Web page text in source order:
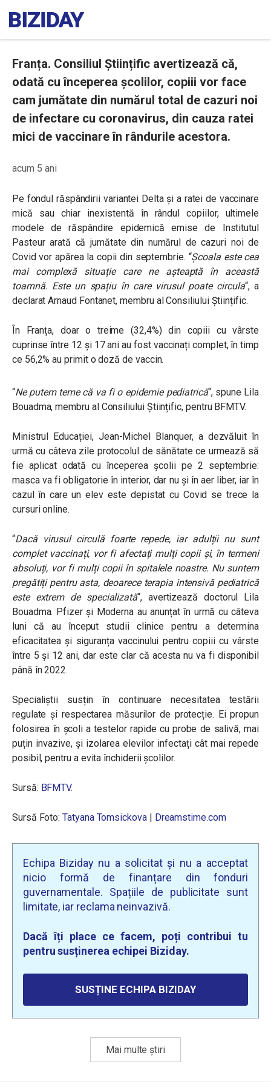
Franța. Consiliul Științific avertizează că,
odată cu începerea școlilor, copiii vor face
cam jumătate din numărul total de cazuri noi
de infectare cu coronavirus, din cauza ratei
mici de vaccinare în rândurile acestora.
acum 5 ani
Pe fondul răspândirii variantei Delta și a ratei de vaccinare
mică sau chiar inexistentă în rândul copiilor, ultimele
modele de răspândire epidemică emise de Institutul
Pasteur arată că jumătate din numărul de cazuri noi de
Covid vor apărea la copii din septembrie. “Școala este cea
mai complexă situație care ne așteaptă în această
toamnă. Este un spațiu în care virusul poate circula“, a
declarat Arnaud Fontanet, membru al Consiliului Științific.
În Franța, doar o treime (32,4%) din copiii cu vârste
cuprinse între 12 și 17 ani au fost vaccinați complet, în timp
ce 56,2% au primit o doză de vaccin.
“Ne putem teme că va fi o epidemie pediatrică“, spune Lila
Bouadma, membru al Consiliului Științific, pentru BFMTV.
Ministrul Educației, Jean-Michel Blanquer, a dezvăluit în
urmă cu câteva zile protocolul de sănătate ce urmează să
fie aplicat odată cu începerea școlii pe 2 septembrie:
masca va fi obligatorie în interior, dar nu și în aer liber, iar în
cazul în care un elev este depistat cu Covid se trece la
cursuri online.
“Dacă virusul circulă foarte repede, iar adulții nu sunt
complet vaccinați, vor fi afectați mulți copii și, în termeni
absoluți, vor fi mulți copii în spitalele noastre. Nu suntem
pregătiți pentru asta, deoarece terapia intensivă pediatrică
este extrem de specializată“, avertizează doctorul Lila
Bouadma. Pfizer și Moderna au anunțat în urmă cu câteva
luni că au început studii clinice pentru a determina
eficacitatea și siguranța vaccinului pentru copiii cu vârste
între 5 și 12 ani, dar este clar că acesta nu va fi disponibil
până în 2022.
Specialiștii susțin în continuare necesitatea testării
regulate și respectarea măsurilor de protecție. Ei propun
folosirea în școli a testelor rapide cu probe de salivă, mai
puțin invazive, și izolarea elevilor infectați cât mai repede
posibil, pentru a evita închiderii școlilor.
Sursă: BFMTV.
Sursă Foto:Tatyana Tomsickova| Dreamstime.com
Echipa Biziday nu a solicitat și nu a acceptat
nicio formă de finanțare din fonduri
guvernamentale. Spațiile de publicitate sunt
limitate, iar reclama neinvazivă.
Dacă îți place ce facem, poți contribui tu
pentru susținerea echipei Biziday.
SUSȚINE ECHIPA BIZIDAY
Mai multe știri